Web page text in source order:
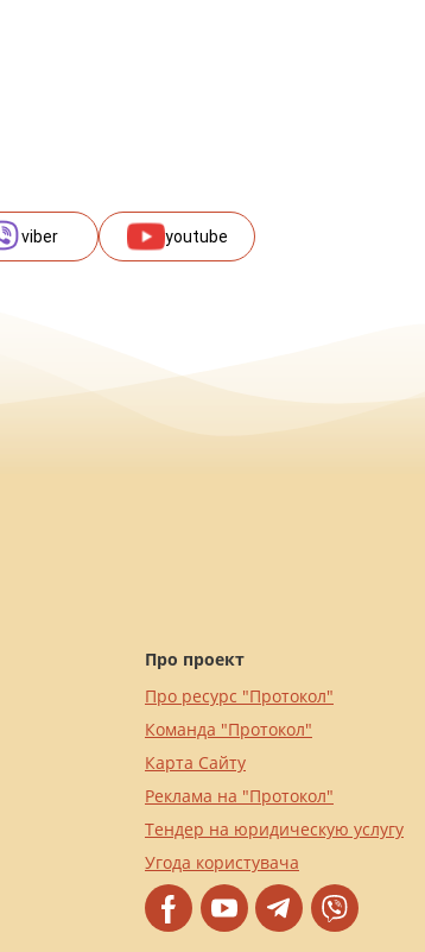
viber youtube
Про проект
Про ресурс "Протокол"
Команда "Протокол"
Карта Сайту
Реклама на "Протокол"
Тендер на юридическую услугу
Угода користувача